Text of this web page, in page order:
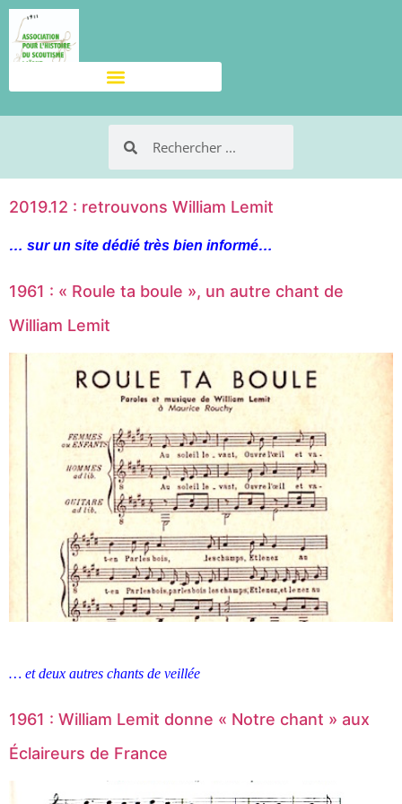
2019.12 : retrouvons William Lemit
… sur un site dédié très bien informé…
1961 : « Roule ta boule », un autre chant de
William Lemit
… et deux autres chants de veillée
1961 : William Lemit donne « Notre chant » aux
Éclaireurs de France